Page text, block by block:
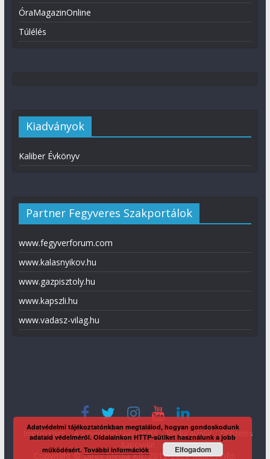
ÓraMagazinOnline
Túlélés
Kiadványok
Kaliber Évkönyv
Partner Fegyveres Szakportálok
www.fegyverforum.com
www.kalasnyikov.hu
www.gazpisztoly.hu
www.kapszli.hu
www.vadasz-vilag.hu
Impresszum Adatvédelmi tájékoztató Média ajánlat
Előfizetés
Copyright © Direx Média Kft. 2012-2026KaliberInfo
Adatvédelmi tájékoztatónkban megtalálod, hogyan gondoskodunk
adataid védelméről. Oldalainkon HTTP-sütiket használunk a jobb
működésért.További információk Elfogadom